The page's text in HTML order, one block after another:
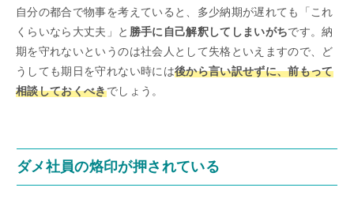
自分の都合で物事を考えていると、多少納期が遅れても「これ
くらいなら大丈夫」と 勝手に自己解釈してしまいがちです。納
期を守れないというのは社会人として失格といえますので、ど
うしても期日を守れない時には後から言い訳せずに、前もって
相談しておくべきでしょう。
ダメ社員の烙印が押されている